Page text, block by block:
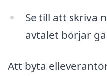
Se till att skriva
avtalet börjar
Att byta